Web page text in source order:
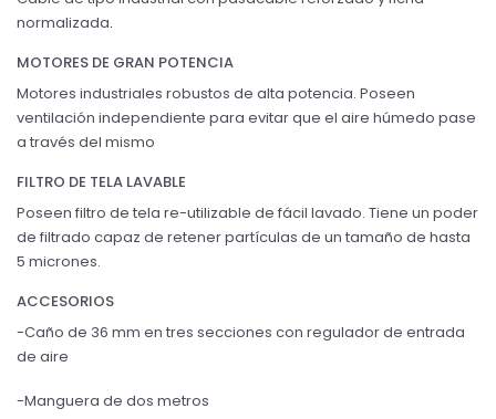
normalizada.
MOTORES DE GRAN POTENCIA
Motores industriales robustos de alta potencia. Poseen
ventilación independiente para evitar que el aire húmedo pase
a través del mismo
FILTRO DE TELA LAVABLE
Poseen filtro de tela re-utilizable de fácil lavado. Tiene un poder
de filtrado capaz de retener partículas de un tamaño de hasta
5 micrones.
ACCESORIOS
-Caño de 36 mm en tres secciones con regulador de entrada
de aire
-Manguera de dos metros